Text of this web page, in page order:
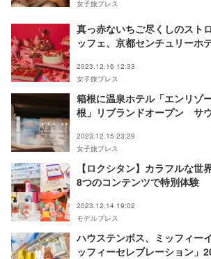
女子旅プレス
真っ赤ないちご尽くしのスト
ッフェ、京都センチュリーホ
2023.12.16 12:33
女子旅プレス
箱根に温泉ホテル「エンリゾ
根」リブランドオープン サ
2023.12.15 23:29
女子旅プレス
【ロクシタン】カラフルな世
8つのコンテンツで特別体験
2023.12.14 19:02
モデルプレス
ハウステンボス、ミッフィー
ッフィーセレブレーション」